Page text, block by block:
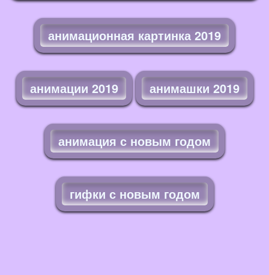
анимационная картинка 2019
анимации 2019 анимашки 2019
анимация с новым годом
гифки с новым годом